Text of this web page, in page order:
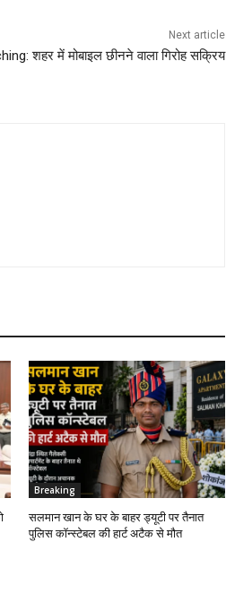
Next article
शहर में मोबाइल छीनने वाला गिरोह सक्रिय
Breaking
सलमान खान के घर के बाहर ड्यूटी पर तैनात
पुलिस कॉन्स्टेबल की हार्ट अटैक से मौत